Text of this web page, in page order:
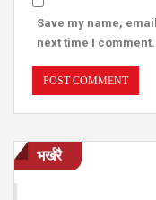
Save my name,
next time I comment.
भर्खरै